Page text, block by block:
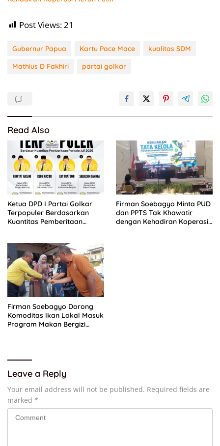
Post Views: 21
Gubernur Papua Kartu Pace Mace
kualitas SDM
Mathius D Fakhiri
partai golkar
Read Also
Ketua DPD I Partai Golkar
Terpopuler Berdasarkan
Kuantitas Pemberitaan
Firman Soebagyo Minta PUD
dan PPTS Tak Khawatir
dengan Kehadiran Koperasi
Firman Soebagyo Dorong
Komoditas Ikan Lokal Masuk
Program Makan Bergizi
Leave a Reply
Your email address will not be published. Required fields are
marked *